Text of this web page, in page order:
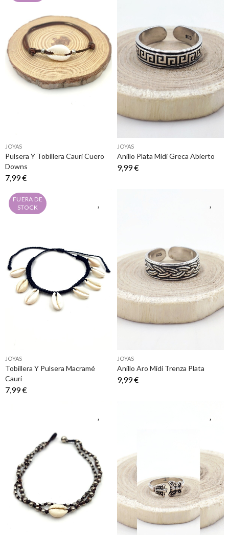
JOYAS
Pulsera Y Tobillera Cauri Cuero
Downs
7,99 €
JOYAS
Anillo Plata Midi Greca Abierto
9,99 €
FUERA DE
STOCK
JOYAS
Tobillera Y Pulsera Macramé
Cauri
7,99 €
JOYAS
Anillo Aro Midi Trenza Plata
9,99 €